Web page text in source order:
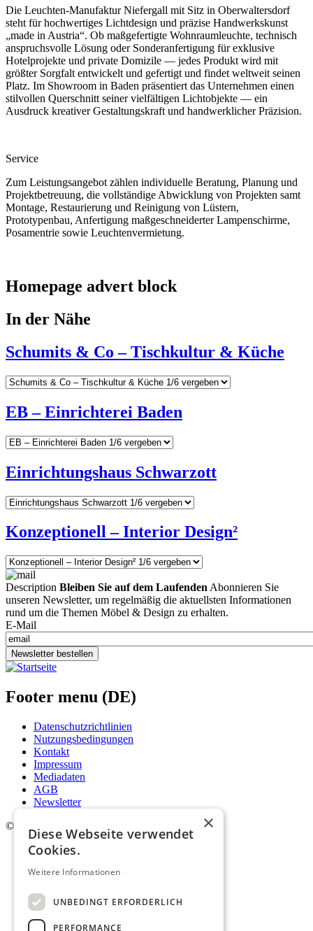
Die Leuchten-Manufaktur Niefergall mit Sitz in Oberwaltersdorf
steht für hochwertiges Lichtdesign und präzise Handwerkskunst
„made in Austria“. Ob maßgefertigte Wohnraumleuchte, technisch
anspruchsvolle Lösung oder Sonderanfertigung für exklusive
Hotelprojekte und private Domizile — jedes Produkt wird mit
größter Sorgfalt entwickelt und gefertigt und findet weltweit seinen
Platz. Im Showroom in Baden präsentiert das Unternehmen einen
stilvollen Querschnitt seiner vielfältigen Lichtobjekte — ein
Ausdruck kreativer Gestaltungskraft und handwerklicher Präzision.
Service
Zum Leistungsangebot zählen individuelle Beratung, Planung und
Projektbetreuung, die vollständige Abwicklung von Projekten samt
Montage, Restaurierung und Reinigung von Lüstern,
Prototypenbau, Anfertigung maßgeschneiderter Lampenschirme,
Posamentrie sowie Leuchtenvermietung.
Homepage advert block
In der Nähe
Schumits & Co – Tischkultur & Küche
EB – Einrichterei Baden
Einrichtungshaus Schwarzott
Konzeptionell – Interior Design²
Description Bleiben Sie auf dem Laufenden Abonnieren Sie
unseren Newsletter, um regelmäßig die aktuellsten Informationen
rund um die Themen Möbel & Design zu erhalten.
E-Mail
Newsletter bestellen
Footer menu (DE)
Datenschutzrichtlinien
Nutzungsbedingungen
Kontakt
Impressum
Mediadaten
AGB
Newsletter
©
×
Diese Webseite verwendet
Cookies.
Weitere Informationen
UNBEDINGT ERFORDERLICH
PERFORMANCE